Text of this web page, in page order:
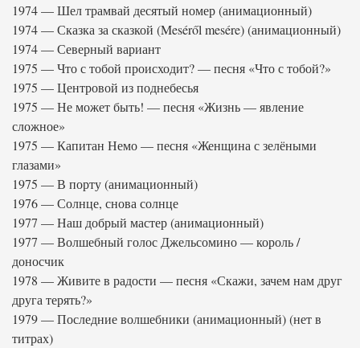
1974 — Шел трамвай десятый номер (анимационный)
1974 — Сказка за сказкой (Meséről mesére) (анимационный)
1974 — Северный вариант
1975 — Что с тобой происходит? — песня «Что с тобой?»
1975 — Центровой из поднебесья
1975 — Не может быть! — песня «Жизнь — явление
сложное»
1975 — Капитан Немо — песня «Женщина с зелёными
глазами»
1975 — В порту (анимационный)
1976 — Солнце, снова солнце
1977 — Наш добрый мастер (анимационный)
1977 — Волшебный голос Джельсомино — король /
доносчик
1978 — Живите в радости — песня «Скажи, зачем нам друг
друга терять?»
1979 — Последние волшебники (анимационный) (нет в
титрах)